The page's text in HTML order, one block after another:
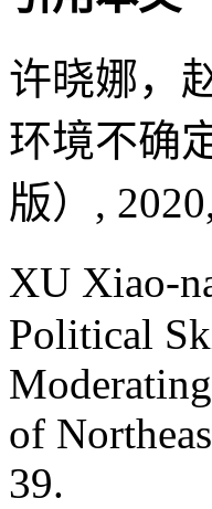
许晓娜，
环境不确
版）,
XU Xiao-
Political
of
39.